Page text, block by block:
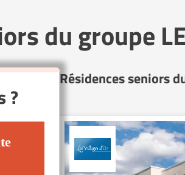
du groupe
Résidences seniors
?